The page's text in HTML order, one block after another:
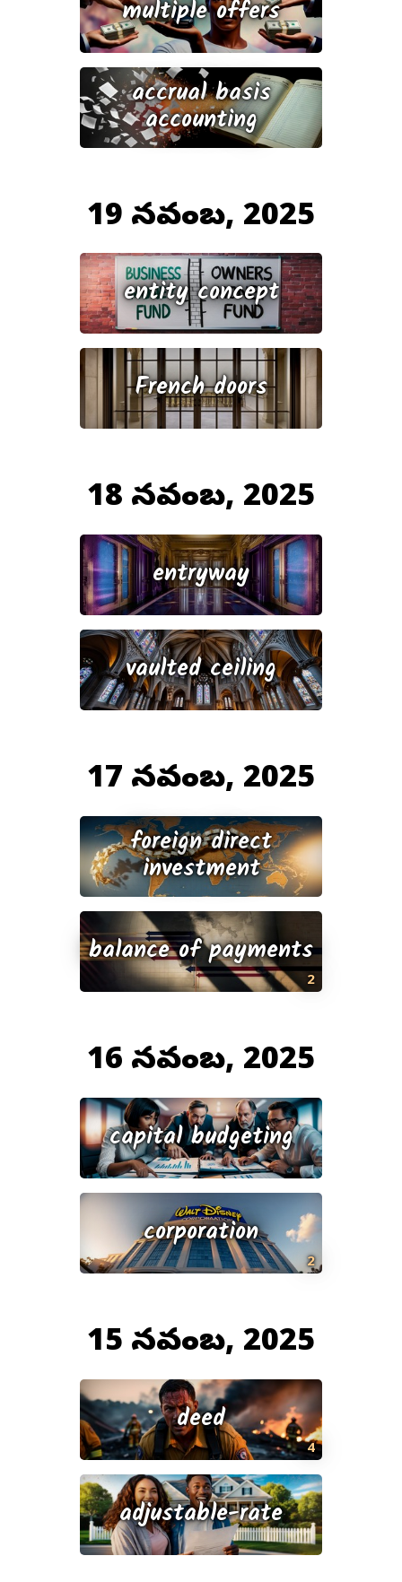
multiple offers
accrual basis
accounting
19 నవంబర్, 2025
entity concept
French doors
18 నవంబర్, 2025
entryway
vaulted ceiling
17 నవంబర్, 2025
foreign direct
investment
2
balance of payments
16 నవంబర్, 2025
capital budgeting
2
corporation
15 నవంబర్, 2025
4
deed
adjustable-rate